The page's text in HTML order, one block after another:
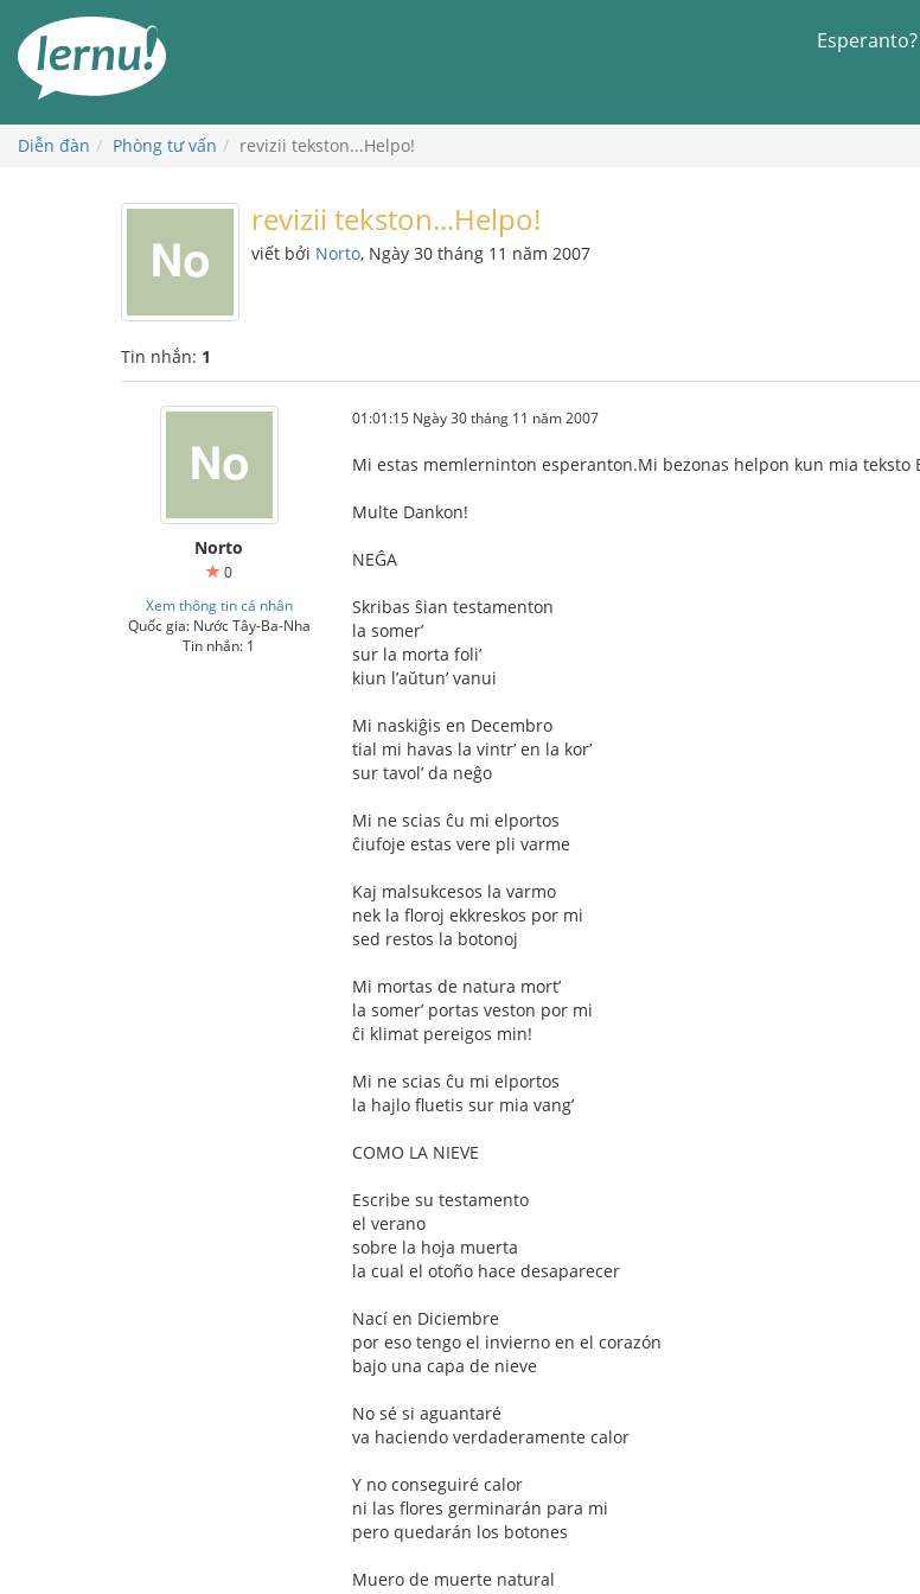
đến
phần
dung
Esperanto?
Diễn đàn Phòng tư vấn revizii tekston...Helpo!
revizii tekston...Helpo!
viết bởi Norto, Ngày 30 tháng 11 năm 2007
Tin nhắn: 1
Norto
0
Xem thông tin cá nhân
Quốc gia: Nước Tây-Ba-Nha
Tin nhắn: 1
01:01:15 Ngày 30 tháng 11 năm 2007
Mi estas memlerninton esperanton.Mi bezonas helpon kun mia teksto
Multe Dankon!
NEĜA
Skribas ŝian testamenton
la somer’
sur la morta foli’
kiun l’aŭtun’ vanui
Mi naskiĝis en Decembro
tial mi havas la vintr’ en la kor’
sur tavol’ da neĝo
Mi ne scias ĉu mi elportos
ĉiufoje estas vere pli varme
Kaj malsukcesos la varmo
nek la floroj ekkreskos por mi
sed restos la botonoj
Mi mortas de natura mort’
la somer’ portas veston por mi
ĉi klimat pereigos min!
Mi ne scias ĉu mi elportos
la hajlo fluetis sur mia vang’
COMO LA NIEVE
Escribe su testamento
el verano
sobre la hoja muerta
la cual el otoño hace desaparecer
Nací en Diciembre
por eso tengo el invierno en el corazón
bajo una capa de nieve
No sé si aguantaré
va haciendo verdaderamente calor
Y no conseguiré calor
ni las flores germinarán para mi
pero quedarán los botones
Muero de muerte natural